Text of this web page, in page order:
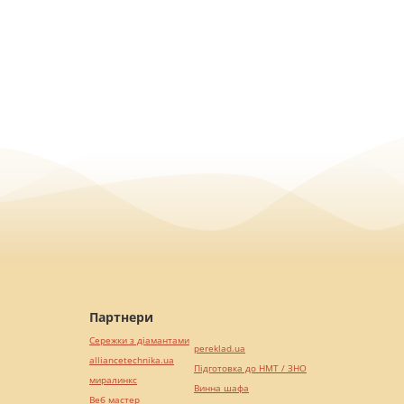
Партнери
Сережки з діамантами
alliancetechnika.ua
миралинкс
Веб мастер
pereklad.ua
Підготовка до НМТ / ЗНО
Винна шафа